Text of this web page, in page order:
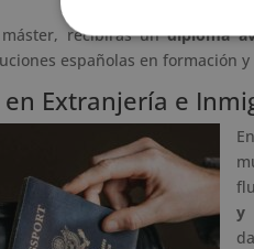
recibirás undiploma
españolas en formación y
Extranjería e
y